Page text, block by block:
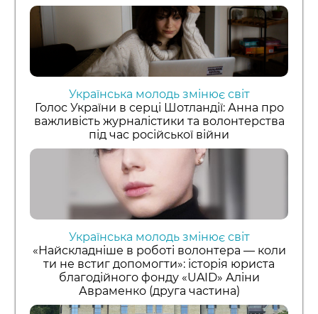
Українська молодь змінює світ
Голос України в серці Шотландії: Анна про
важливість журналістики та волонтерства
під час російської війни
Українська молодь змінює світ
«Найскладніше в роботі волонтера — коли
ти не встиг допомогти»: історія юриста
благодійного фонду «UAID» Аліни
Авраменко (друга частина)